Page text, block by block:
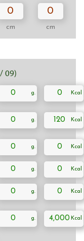
0
cm
0
cm
09)
0 0
0 120
0 0
0 0
0 0
0 4,000